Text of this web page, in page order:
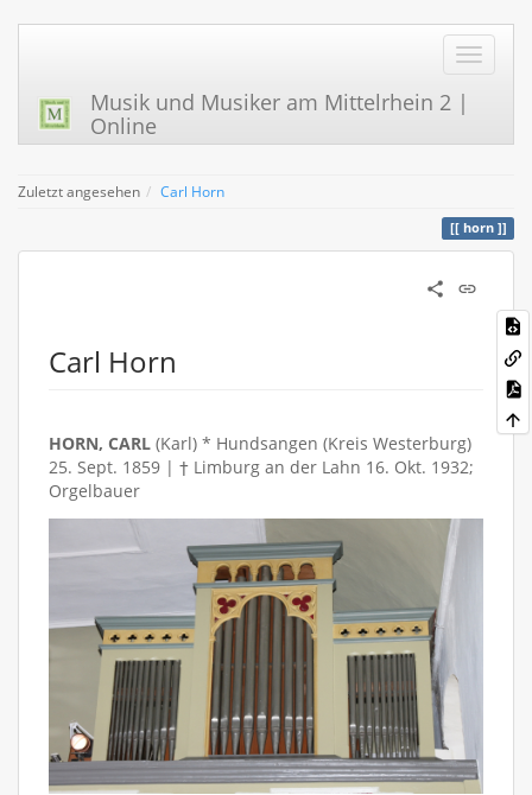
Musik und Musiker am Mittelrhein 2 |
Online
Zuletzt angesehen Carl Horn
horn
Carl Horn
HORN, CARL (Karl) * Hundsangen (Kreis Westerburg)
25. Sept. 1859 | † Limburg an der Lahn 16. Okt. 1932;
Orgelbauer